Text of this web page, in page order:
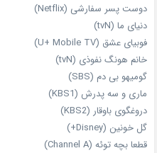
دوست‌ پسر سفارشی (Netflix)
دنیای ما (tvN)
فوبیای عشق (U+ Mobile TV)
خانم هونگ نفوذی (tvN)
گومیهو بی دم (SBS)
ماری و سه پدرش (KBS1)
دروغگوی باوقار (KBS2)
گل خونین (Disney+)
قطعا بچه توئه (Channel A)